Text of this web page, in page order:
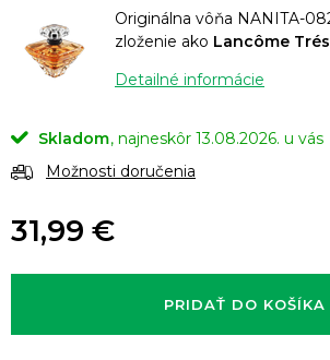
Originálna vôňa NANITA-
zloženie ako Lancôme
Detailné informácie
Skladom
13.08.2026.
Možnosti doručenia
31,99 €
cena:
PRIDAŤ DO KOŠÍKA